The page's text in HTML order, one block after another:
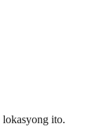
lokasyong ito.